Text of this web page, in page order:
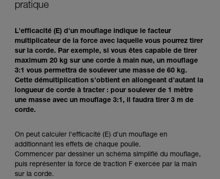
pratique
L'efficacité (E) d'un mouflage indique le facteur
multiplicateur de la force avec laquelle vous pourrez tirer
sur la corde. Par exemple, si vous êtes capable de tirer
maximum 20 kg sur une corde à main nue, un mouflage
3:1 vous permettra de soulever une masse de 60 kg.
Cette démultiplication s'obtient en allongeant d'autant la
longueur de corde à tracter : pour soulever de 1 mètre
une masse avec un mouflage 3:1, il faudra tirer 3 m de
corde.
On peut calculer l'efficacité (E) d'un mouflage en
additionnant les effets de chaque poulie.
Commencer par dessiner un schéma simplifié du mouflage,
puis représenter la force de traction F exercée par la main
sur la corde.